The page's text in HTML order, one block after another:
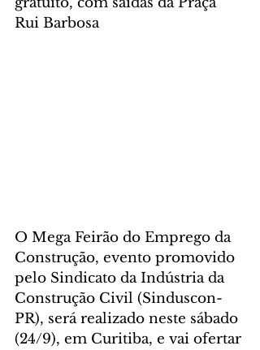
Rui Barbosa
O Mega Feirão do Emprego da
Construção, evento promovido
pelo Sindicato da Indústria da
Construção Civil (Sinduscon-
PR), será realizado neste sábado
(24/9), em Curitiba, e vai ofertar